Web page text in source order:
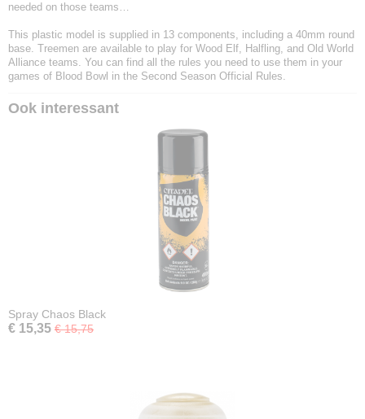
needed on those teams…
This plastic model is supplied in 13 components, including a 40mm round
base. Treemen are available to play for Wood Elf, Halfling, and Old World
Alliance teams. You can find all the rules you need to use them in your
games of Blood Bowl in the Second Season Official Rules.
Ook interessant
Spray Chaos Black
€ 15,35 € 15,75